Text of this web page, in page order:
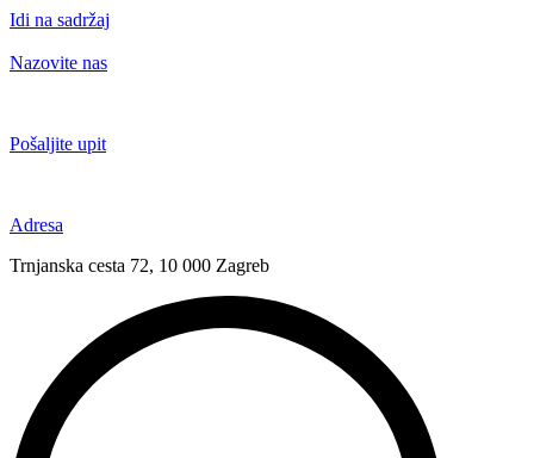
Idi na sadržaj
Nazovite nas
Pošaljite upit
Adresa
Trnjanska cesta 72, 10 000 Zagreb